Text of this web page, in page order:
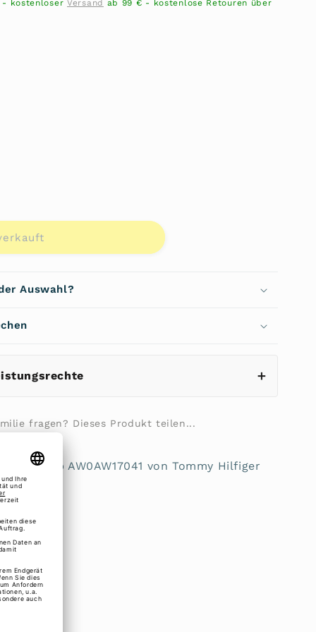
- kostenloser Versand ab 99 € - kostenlose Retouren über
Auswahl?
fragen? Dieses Produkt teilen...
Flap Corp AW0AW17041 von Tommy Hilfiger